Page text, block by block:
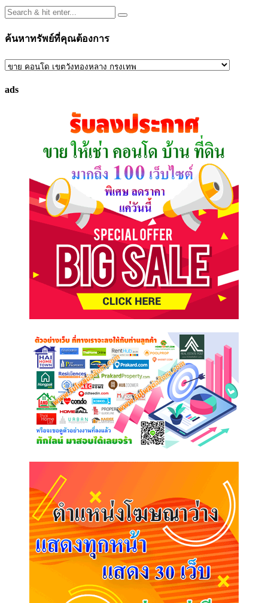
ค้นหาทรัพย์ที่คุณต้องการ
ค้นหา
ที่
ads